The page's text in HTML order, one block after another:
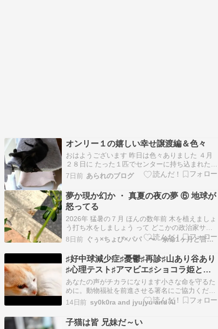
オンリー１の嬉しい幸せ譲渡編＆色々
おはようございます 昨日は色々ありました ４月
２８日に たった１匹でセンターに持ち込まれた
小さな 小さな命 オンリー１の 嬉しい幸せ譲渡が
終わりました おかあしゃん大好きっ子だった お
ーちゃん 爆睡中 おーちゃん おーちゃん 耳元で呼
べど起きない おーちゃん おかあしゃんやで…
7日前 あられのブログ
夢か現か幻か ・ 真夏の夜の夢 ⑥ 地球が
怒ってる
2026年 猛暑の７月 ほんの数年前 木を植えましょ
う打ち水をしましょう って どこかの政治家サン
が やってたけどもう、耳にしなくなった そんな
ことでは追いつかない位どんどん、どんどん気温
が上昇してく AM4時 28度 早朝だよ 植木も気を
付けてないとすぐ枯れてしまう 私達 人…
8日前 ぐぅ×ちょび×パパ 〜 余命1ヶ月と言われた仔とその家族
♯好中球減少症♯憂鬱♯再診♯山あり谷あり
♯心理テスト♯アマビエ♯ショコラ姫とジ
ュジュ♯犬♯猫
あなたの声がチカラになります小さな命を守るた
めに。動物福祉を前進させる署名にご協力くださ
い。c.org今日のショコラ姫とジュジュはこんな感
じhttps://t.co/tSR5mg3y2B— Silver☆moon
(@nfiYh2H82e89189) July 19, 2026…
14日前 sy0k0ra and jyujyu and AI
子猫は皆 兄妹だ～い